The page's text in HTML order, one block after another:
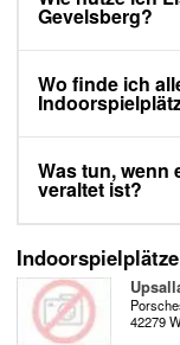
Gevelsberg?
Wo finde ich
Was tun, wenn
veraltet ist?
42279